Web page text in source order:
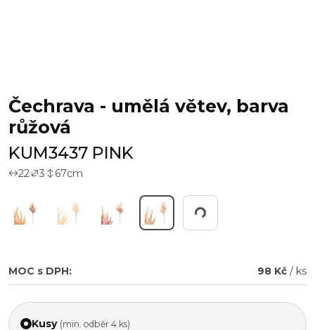
Čechrava - umělá větev, barva
růžová
KUM3437 PINK
22 3 67cm
Pracuji...
MOC s DPH: 98 Kč / ks
Kusy (min. odběr 4 ks)